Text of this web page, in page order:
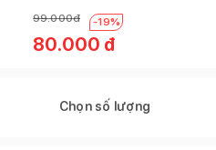
99.000đ -19%
80.000 đ
Chọn số lượng